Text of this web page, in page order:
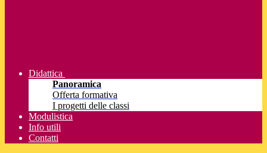
Didattica
Panoramica
Offerta formativa
I progetti delle classi
Modulistica
Info utili
Contatti